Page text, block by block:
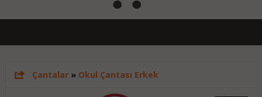
Çantalar» Okul Çantası Erkek